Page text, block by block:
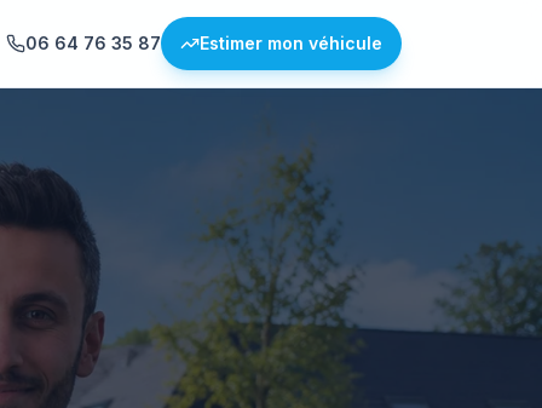
06 64 76 35 87 Estimer mon véhicule